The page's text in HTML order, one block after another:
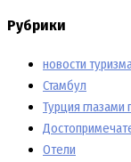
Рубрики
новости
Стамбул
Турция глазами
Отели